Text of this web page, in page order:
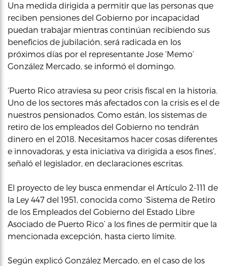
Una medida dirigida a permitir que las personas que
reciben pensiones del Gobierno por incapacidad
puedan trabajar mientras continúan recibiendo sus
beneficios de jubilación, será radicada en los
próximos días por el representante Jose ‘Memo’
González Mercado, se informó el domingo.
‘Puerto Rico atraviesa su peor crisis fiscal en la historia.
Uno de los sectores más afectados con la crisis es el de
nuestros pensionados. Como están, los sistemas de
retiro de los empleados del Gobierno no tendrán
dinero en el 2018. Necesitamos hacer cosas diferentes
e innovadoras, y esta iniciativa va dirigida a esos fines’,
señaló el legislador, en declaraciones escritas.
El proyecto de ley busca enmendar el Artículo 2-111 de
la Ley 447 del 1951, conocida como ‘Sistema de Retiro
de los Empleados del Gobierno del Estado Libre
Asociado de Puerto Rico’ a los fines de permitir que la
mencionada excepción, hasta cierto límite.
Según explicó González Mercado, en el caso de los